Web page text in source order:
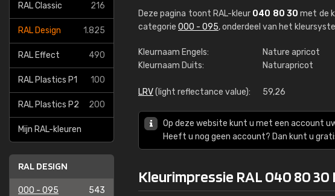
RAL Classic 216
RAL Design 1.825
RAL Effect 490
RAL Plastics P1 100
RAL Plastics P2 200
Mijn RAL-kleuren
RAL DESIGN
000 - 095 543
Deze pagina toont RAL-kleur 040 80 30 met de
categorie 000 - 095, onderdeel van het
Kleurnaam Engels:
Nature apricot
Kleurnaam Duits:
Naturapricot
LRV(light reflectance value): 59,26
Op deze website kunt u met een account
Heeft u nog geen account? Dan kunt u
Kleurimpressie RAL 040 80